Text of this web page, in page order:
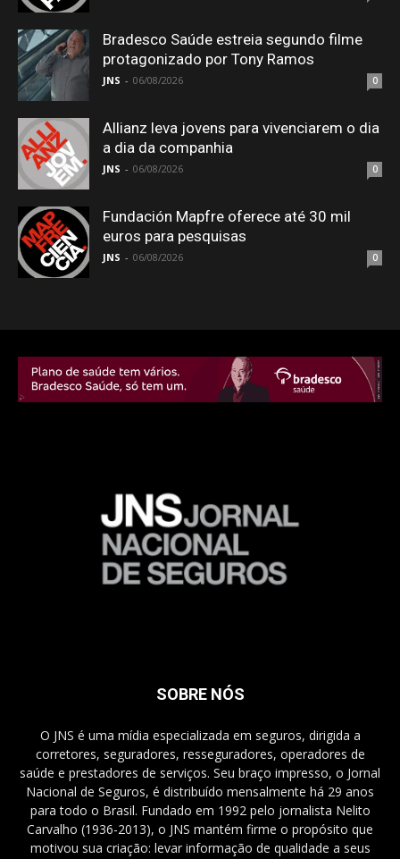
Bradesco Saúde estreia segundo filme
protagonizado por Tony Ramos
JNS - 06/08/2026 0
Allianz leva jovens para vivenciarem o dia
a dia da companhia
JNS - 06/08/2026 0
Fundación Mapfre oferece até 30 mil
euros para pesquisas
JNS - 06/08/2026 0
SOBRE NÓS
O JNS é uma mídia especializada em seguros, dirigida a
corretores, seguradores, resseguradores, operadores de
saúde e prestadores de serviços. Seu braço impresso, o Jornal
Nacional de Seguros, é distribuído mensalmente há 29 anos
para todo o Brasil. Fundado em 1992 pelo jornalista Nelito
Carvalho (1936-2013), o JNS mantém firme o propósito que
motivou sua criação: levar informação de qualidade a seus